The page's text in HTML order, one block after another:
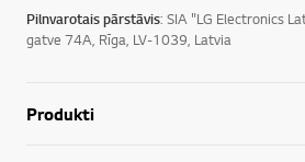
Pilnvarotais pārstāvis: SIA "LG Electronics
gatve 74A, Rīga, LV-1039, Latvia
Produkti